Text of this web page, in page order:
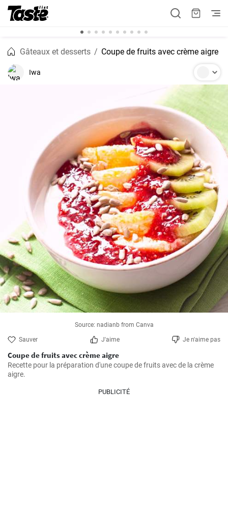
Gâteaux et desserts Coupe de fruits avec crème aigre
Iwa
Source: nadianb from Canva
Sauver J'aime Je n'aime pas
Coupe de fruits avec crème aigre
Recette pour la préparation d'une coupe de fruits avec de la crème
aigre.
PUBLICITÉ